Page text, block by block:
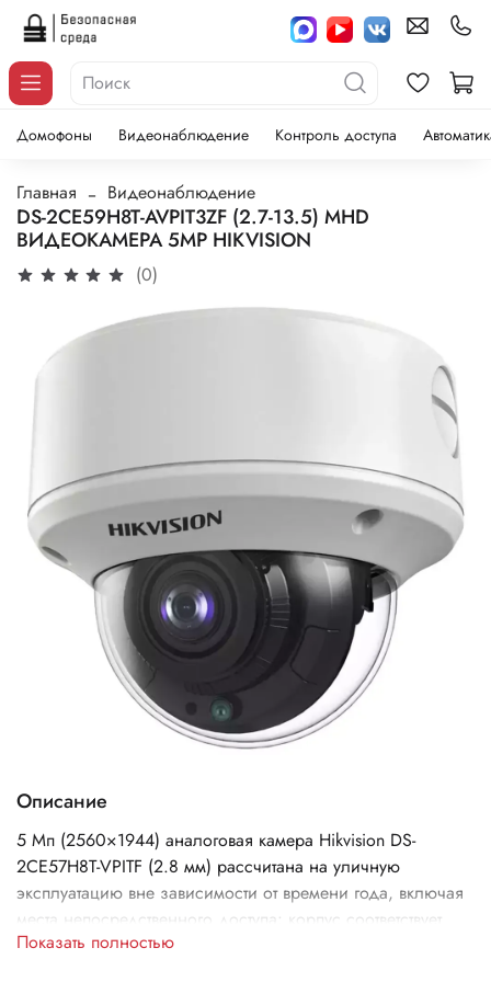
Домофоны Видеонаблюдение Контроль доступа
Главная Видеонаблюдение
DS-2CE59H8T-AVPIT3ZF (2.7-13.5) MHD
ВИДЕОКАМЕРА 5MP HIKVISION
(0)
Описание
5 Мп (2560×1944) аналоговая камера Hikvision DS-
2CE57H8T-VPITF (2.8 мм) рассчитана на уличную
эксплуатацию вне зависимости от времени года, включая
места непосредственного доступа: корпус соответствует
стандарту защиты от пыли и влаги IP67, от механических
Показать полностью